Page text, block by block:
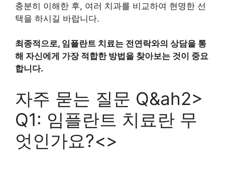
충분히 이해한 후, 여러 치과를 비교하여 현명한 선
택을 하시길 바랍니다.
최종적으로, 임플란트 치료는 전연락와의 상담을 통
해 자신에게 가장 적합한 방법을 찾아보는 것이 중요
합니다.
자주 묻는 질문 Q&ah2>
Q1: 임플란트 치료란 무
엇인가요?<>